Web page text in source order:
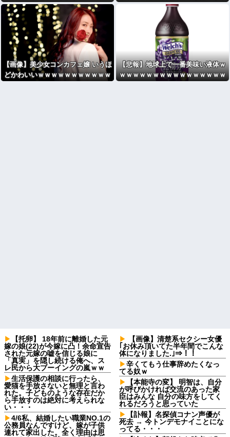
ｗ
ました.｣⇒！！
【画像】美少女コンカフェ嬢 いうほ
どかわいいｗｗｗｗｗｗｗｗｗｗｗ
【悲報】地球上で一番美味い液体ｗ
ｗｗｗｗｗｗｗｗｗｗｗｗｗｗｗｗ
【托卵】 18年前に離婚した元
嫁の娘(22)が今嫁に凸！余命宣告
された元嫁の嘘を信じる娘に
「真実」を隠し続ける俺へ、ス
レ民から大ブーイングの嵐ｗｗ
生活保護の相談に行ったら、
愛猫を手放さないと無理と言わ
れた。子どものような存在だか
ら手放すのは絶対に考えられな
い・・・
4/6私、結婚したい職業NO.1の
公務員なんですけど、嫁が子供
連れて家出した。全く理由は思
【画像】清楚系セクシー女優
｢お休み頂いてた半年間でこんな
体になりました.｣⇒！！
辛くてもう仕事辞めたくなっ
てる奴ｗ
【本能寺の変】 明智は、自分
が呼びかければ交流のあった家
臣はみんな 自分の味方をしてく
れるだろうと思っていた
【訃報】名探偵コナン声優が
死去 → 今トンデモナイことにな
ってる・・・